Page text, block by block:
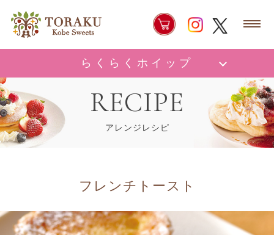
らくらくホイップ
RECIPE
アレンジレシピ
フレンチトースト